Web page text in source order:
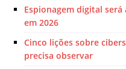
Espionagem digital
em 2026
Cinco lições sobre
precisa observar